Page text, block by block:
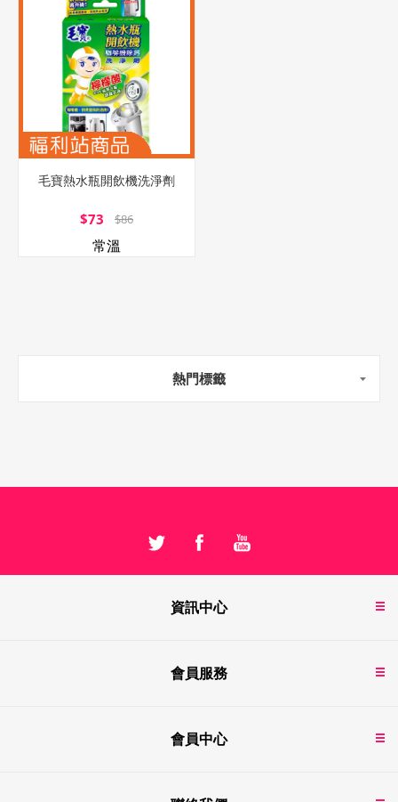
毛寶熱水瓶開飲機洗淨劑
$73 $86
常溫
熱門標籤
資訊中心
會員服務
會員中心